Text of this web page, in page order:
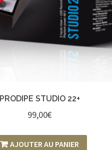
PRODIPE STUDIO 22+
99,00€
AJOUTER AU PANIER